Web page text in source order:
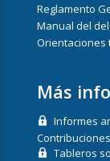
Reglamento
Manual del
Orientaciones
Más
Informes
Tableros